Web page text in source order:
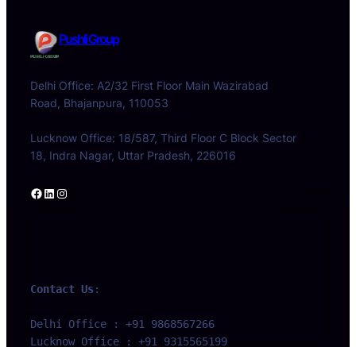
Pushli Group
Delhi Office: A2/32 First Floor Main Wazirabad
Road, Bhajanpura, 110053
Lucknow Office: 18/587, Third Floor C Block Sector
18, Indra Nagar, Uttar Pradesh, 226016
Facebook LinkedIn Instagram
Contact Us:
Delhi Office : +91 9868567266
Lucknow Office : +91 9315565199